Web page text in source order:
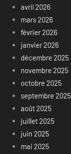
avril 2026
mars 2026
février 2026
janvier 2026
décembre 2025
novembre 2025
octobre 2025
septembre 2025
août 2025
juillet 2025
juin 2025
mai 2025